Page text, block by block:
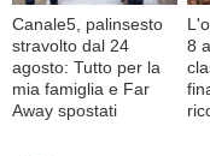
Canale5, palinsesto
stravolto dal 24
agosto: Tutto per la
mia famiglia e Far
Away spostati
8